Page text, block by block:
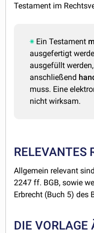
Testament im
Ein Testament
ausgefertigt
ausgefüllt
anschließend
muss. Eine
nicht wirksam.
RELEVANTES
Allgemein relevant
2247 ff. BGB, sowie
Erbrecht (Buch 5) des
DIE VORLAGE